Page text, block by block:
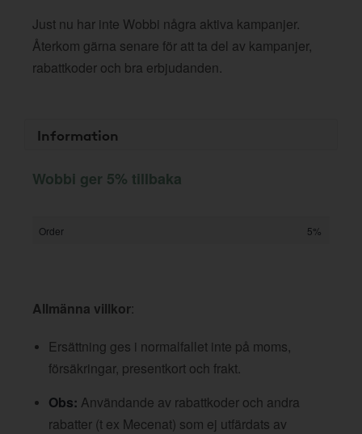
Just nu har inte Wobbi några aktiva kampanjer.
Återkom gärna senare för att ta del av kampanjer,
rabattkoder och bra erbjudanden.
Information
Wobbi ger 5% tillbaka
Order 5%
Allmänna villkor:
Ersättning ges i normalfallet inte på moms,
försäkringar, presentkort och frakt.
Obs: Användande av rabattkoder och andra
rabatter (t ex Mecenat) som ej utfärdats av